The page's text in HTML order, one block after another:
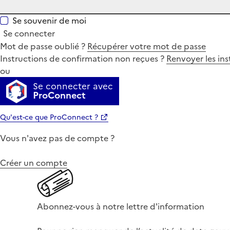
Se souvenir de moi
Se connecter
Mot de passe oublié ? Récupérer votre mot de passe
Instructions de confirmation non reçues ? Renvoyer les
ou
Se connecter avec
ProConnect
Qu'est-ce que ProConnect ?
Vous n'avez pas de compte ?
Créer un compte
Abonnez-vous à notre lettre d'information